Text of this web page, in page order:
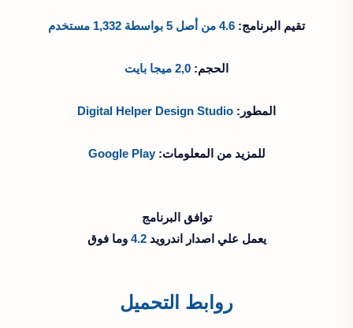
تقيم البرنامج: 4.6 من أصل 5 بواسطة 1,332 مستخدم
الحجم: 2,0 ميجا بايت
المطور: Digital Helper Design Studio
للمزيد من المعلومات:Google Play
توافق البرنامج
يعمل علي اصدار اندرويد4.2 وما فوق
روابط التحميل